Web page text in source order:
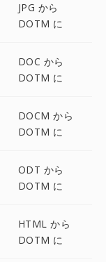
JPG から
DOTM に
DOC から
DOTM に
DOCM から
DOTM に
ODT から
DOTM に
HTML から
DOTM に